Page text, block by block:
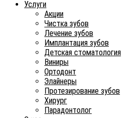
Услуги
Акции
Чистка зубов
Лечение зубов
Имплантация зубов
Детская стоматология
Виниры
Ортодонт
Элайнеры
Протезирование зубов
Хирург
Парадонтолог